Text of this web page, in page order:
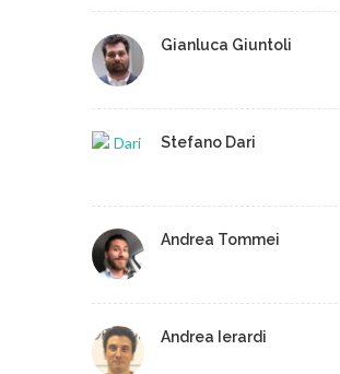
Gianluca Giuntoli
Stefano Dari
Andrea Tommei
Andrea Ierardi